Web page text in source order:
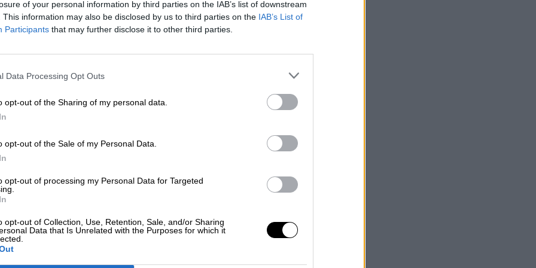
of your personal information by third parties on the IAB’s list of downstream
This information may also be disclosed by us to third parties on the IAB’s List of
Participants that may further disclose it to other third parties.
Data Processing Opt Outs
opt-out of the Sharing of my personal data.
opt-out of the Sale of my Personal Data.
opt-out of processing my Personal Data for Targeted
opt-out of Collection, Use, Retention, Sale, and/or Sharing
Data that Is Unrelated with the Purposes for which it
voz y lo voy a usar"
afgana y activista siempre ha luchado por
conservadora como la de Afganistán para sacar a
cree que la clave para entender los derechos
el regreso de los talibanes es la unión.
Por
complicada situación que ahora atraviesan
las mujeres no podrán practicar
2021